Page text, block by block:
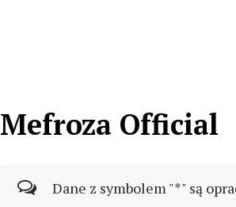
Mefroza Official
Dane z symbolem "*" są